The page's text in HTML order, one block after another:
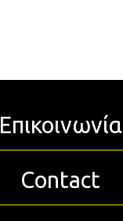
Επικοινωνία
Contact